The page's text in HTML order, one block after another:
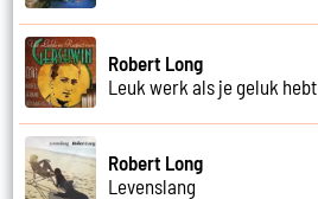
Robert Long
Leuk werk als je geluk hebt
Robert Long
Levenslang